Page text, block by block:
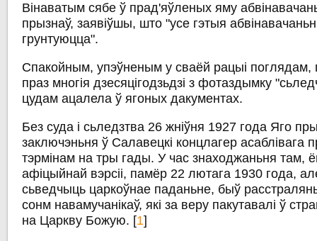
Вінаватым сябе ў прад'яўленых яму
прызнаў, заявіўшы, што "усе гэтыя
грунтуюцца".
Спакойным, упэўненым у сваёй рацыі поглядам,
праз многія дзесяцігодзьдзі з фотаздымку
цудам ацалела ў ягоных дакументах.
Без суда і сьледзтва 26 жніўня 1927 года Яго
заключэньня ў Салавецкі концлагер асаблівага
тэрмінам на тры гады. У час знаходжаньня там,
афіцыйнай вэрсіі, памёр 22 лютага 1930 года,
сьведчыць царкоўнае паданьне, быў
сонм навамучанікаў, які за веру пакутавалі ў
на Царкву Божую. [1]